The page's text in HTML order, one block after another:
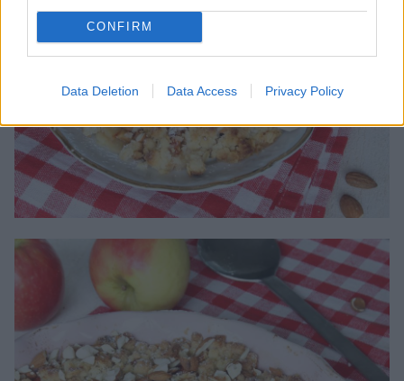
CONFIRM
Data Deletion Data Access Privacy Policy